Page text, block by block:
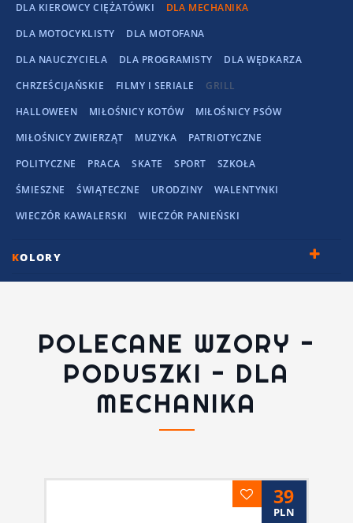
DLA KIEROWCY CIĘŻATÓWKI
DLA MECHANIKA
DLA MOTOCYKLISTY
DLA MOTOFANA
DLA NAUCZYCIELA
DLA PROGRAMISTY
DLA WĘDKARZA
CHRZEŚCIJAŃSKIE
FILMY I SERIALE
GRILL
HALLOWEEN
MIŁOŚNICY KOTÓW
MIŁOŚNICY PSÓW
MIŁOŚNICY ZWIERZĄT
MUZYKA
PATRIOTYCZNE
POLITYCZNE
PRACA SKATE SPORT
SZKOŁA
ŚMIESZNE
ŚWIĄTECZNE URODZINY
WALENTYNKI
WIECZÓR KAWALERSKI
WIECZÓR PANIEŃSKI
KOLORY
POLECANE WZORY -
PODUSZKI - DLA
MECHANIKA
39
PLN